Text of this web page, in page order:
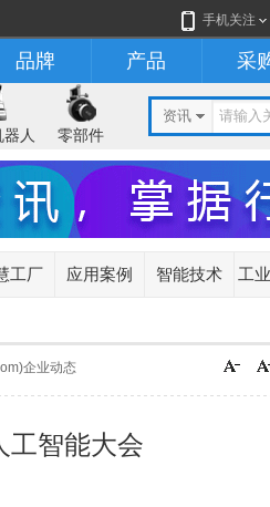
手机关注
品牌 产品 采
人 零部件
资讯
工厂 应用案例 智能技术 工
企业动态
工智能大会